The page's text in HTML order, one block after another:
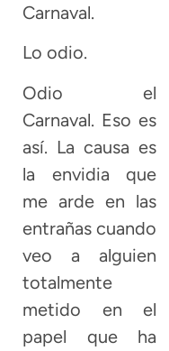
Carnaval.
Lo odio.
Odio el
Carnaval. Eso es
así. La causa es
la envidia que
me arde en las
entrañas cuando
veo a alguien
totalmente
metido en el
papel que ha